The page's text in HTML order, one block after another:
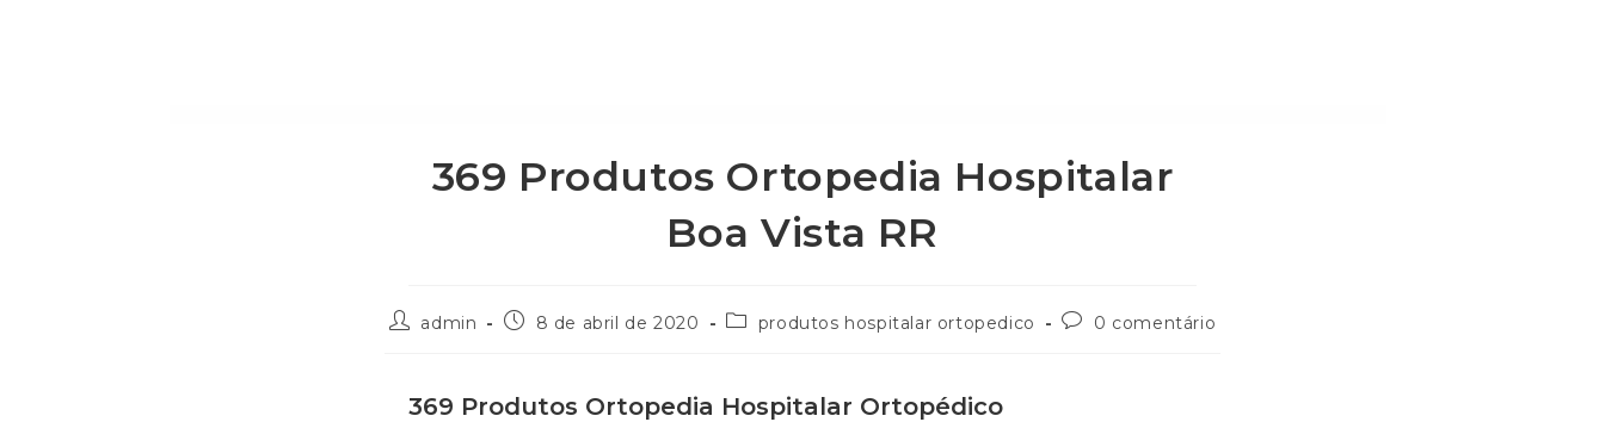
369 Produtos Ortopedia Hospitalar
Boa Vista RR
admin 8 de abril de 2020 produtos hospitalar ortopedico 0 comentário
369 Produtos Ortopedia Hospitalar Ortopédico